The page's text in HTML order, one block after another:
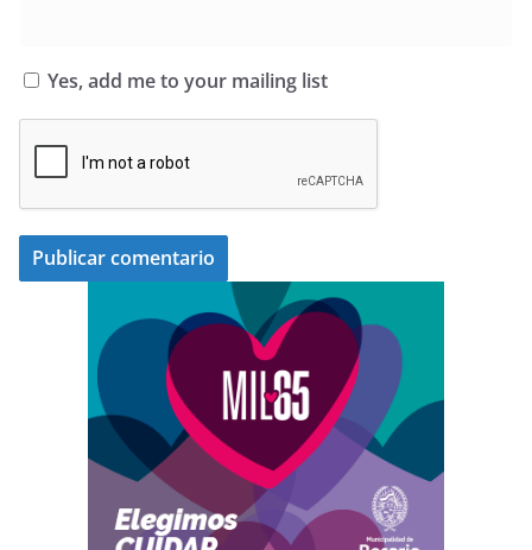
Yes, add me to your mailing list